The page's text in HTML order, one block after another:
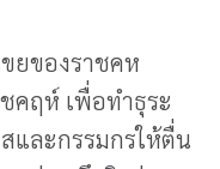
ยของราชคห
คฤห์ เพื่อทำธุระ
และกรรมกรให้ตื่น